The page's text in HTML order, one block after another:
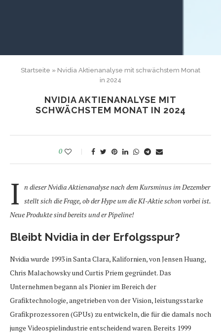
Startseite » Nvidia Aktienanalyse mit schwächstem Monat
in 2024
NVIDIA AKTIENANALYSE MIT
SCHWÄCHSTEM MONAT IN 2024
0
I
n dieser Nvidia Aktienanalyse nach dem Kursminus im Dezember
stellt sich die Frage, ob der Hype um die KI-Aktie schon vorbei ist.
Neue Produkte sind bereits und er Pipeline!
Bleibt Nvidia in der Erfolgsspur?
Nvidia wurde 1993 in Santa Clara, Kalifornien, von Jensen Huang,
Chris Malachowsky und Curtis Priem gegründet. Das
Unternehmen begann als Pionier im Bereich der
Grafiktechnologie, angetrieben von der Vision, leistungsstarke
Grafikprozessoren (GPUs) zu entwickeln, die für die damals noch
junge Videospielindustrie entscheidend waren. Bereits 1999